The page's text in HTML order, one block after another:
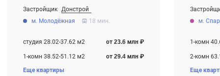
Застройщик Донстрой
Строится , есть сданные корпуса
м. Молодёжная 18 мин.
студия 28.02-37.62 м2 от 23.6 млн ₽
1-комн 38.52-51.12 м2 от 29.4 млн ₽
2-комн 58.22-91.52 м2
Еще квартиры
Строится
м.
1-комн
2-комн
3-комн
Еще